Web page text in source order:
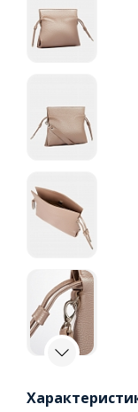
Капсула
Адреса